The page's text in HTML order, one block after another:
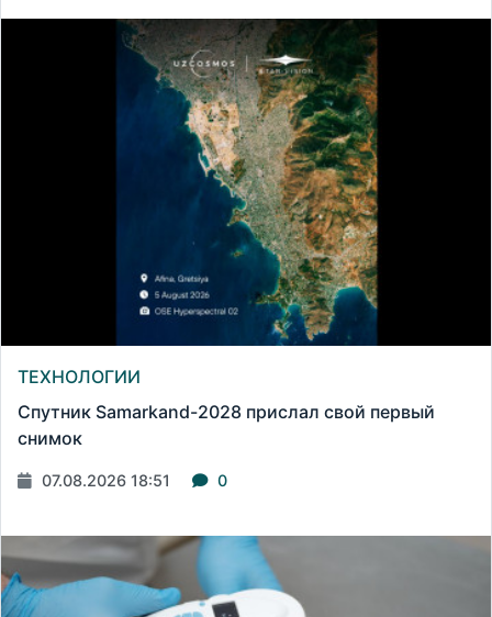
ТЕХНОЛОГИИ
Спутник Samarkand-2028 прислал свой первый
снимок
07.08.2026 18:51 0